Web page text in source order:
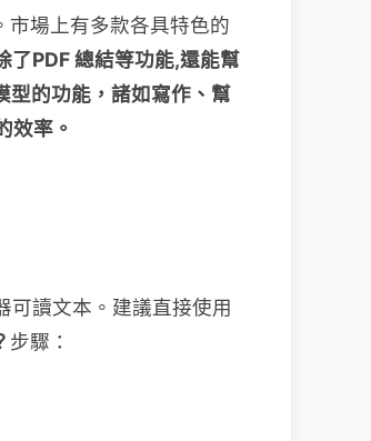
市場上有多款各具特色的
了PDF 總結等功能,還能幫
型的功能，諸如寫作、幫
效率。
可讀文本。建議直接使用
​ 步驟：